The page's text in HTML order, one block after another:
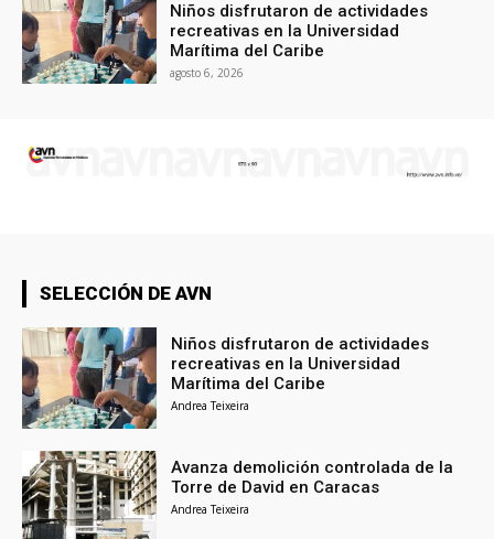
Niños disfrutaron de actividades
recreativas en la Universidad
Marítima del Caribe
agosto 6, 2026
SELECCIÓN DE AVN
Niños disfrutaron de actividades
recreativas en la Universidad
Marítima del Caribe
Andrea Teixeira
Avanza demolición controlada de la
Torre de David en Caracas
Andrea Teixeira